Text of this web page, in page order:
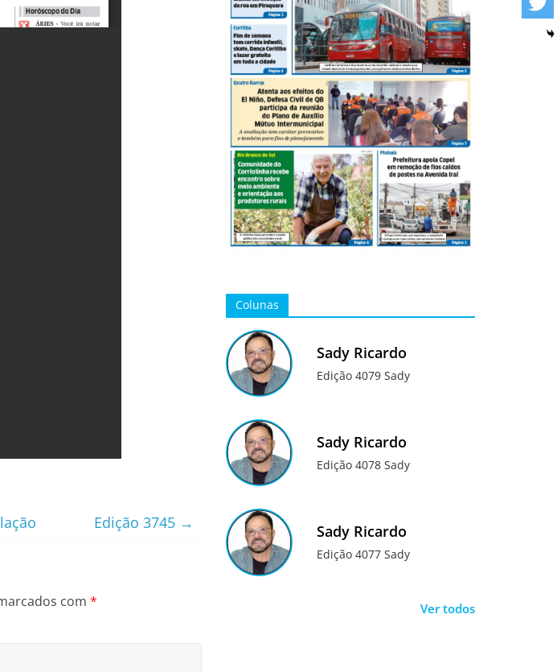
Edição 3745 →
com *
Colunas
Sady Ricardo
Edição 4079 Sady
Sady Ricardo
Edição 4078 Sady
Sady Ricardo
Edição 4077 Sady
Ver todos